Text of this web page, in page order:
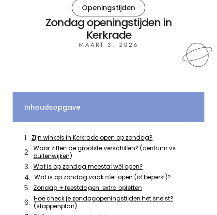
Openingstijden
Zondag openingstijden in
Kerkrade
MAART 3, 2026
Inhoudsopgave
Zijn winkels in Kerkrade open op zondag?
Waar zitten de grootste verschillen? (centrum vs
buitenwijken)
Wat is op zondag meestal wél open?
Wat is op zondag vaak níet open (of beperkt)?
Zondag + feestdagen: extra opletten
Hoe check je zondagopeningstijden het snelst?
(stappenplan)